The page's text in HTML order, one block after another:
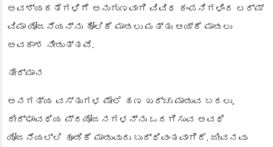
ಅವಶ್ಯಕತೆಗಳಿಗೆ ಅನುಗುಣವಾಗಿ ವಿವಿಧ ಕಂಪನಿಗಳಿಂದ ಟರ್ಮ್
ವಿಮಾ ಯೋಜನೆಯನ್ನು ಹೋಲಿಕೆ ಮಾಡಲು ಮತ್ತು ಆಯ್ಕೆ ಮಾಡಲು
ಅವಕಾಶ ನೀಡುತ್ತವೆ.
ತೀರ್ಮಾನ
ಅನಗತ್ಯ ವಸ್ತುಗಳ ಮೇಲೆ ಹಣ ಖರ್ಚು ಮಾಡುವ ಬದಲು,
ದೀರ್ಘಾವಧಿಯ ಪ್ರಯೋಜನಗಳನ್ನು ಒದಗಿಸುವ ಅವಧಿ
ಯೋಜನೆಯಲ್ಲಿ ಹೂಡಿಕೆ ಮಾಡುವುದು ಬುದ್ಧಿವಂತವಾಗಿದೆ. ಜೀವನವು